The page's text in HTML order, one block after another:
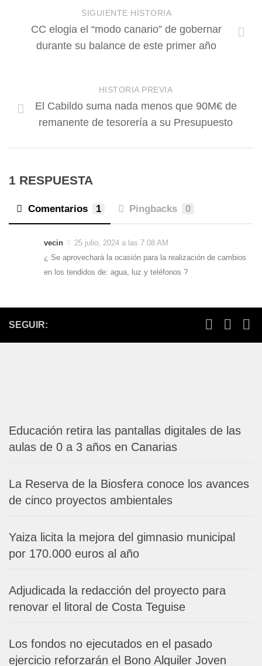
SIGUIENTE HISTORIA
CC elogia el “modo canario” de gobernar
durante su balance de este primer año
HISTORIA PREVIA
El Cabildo suma nada menos que 90M€ de
remanente de tesorería a su Presupuesto
1 RESPUESTA
Comentarios 1 Pingbacks 0
vecin
25 julio, 2024 a las 7:08 AM
¿ Se aprovechará la ocasión para la realización de cambios
en los tendidos de: agua, luz y teléfonos ?
SEGUIR:
Educación retira las pantallas digitales de las
aulas de 0 a 3 años en Canarias
La Reserva de la Biosfera conoce los avances
de cinco proyectos ambientales
Yaiza licita la mejora del gimnasio municipal
por 170.000 euros al año
Adjudicada la redacción del proyecto para
renovar el litoral de Costa Teguise
Los fondos no ejecutados en el pasado
ejercicio reforzarán el Bono Alquiler Joven